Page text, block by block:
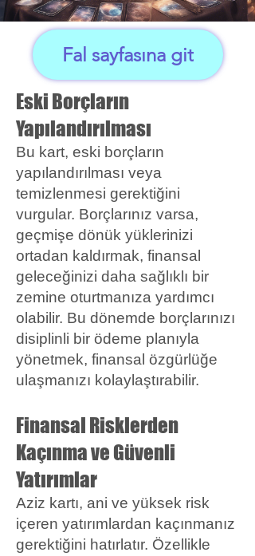
Fal sayfasına git
Eski Borçların
Yapılandırılması
Bu kart, eski borçların
yapılandırılması veya
temizlenmesi gerektiğini
vurgular. Borçlarınız varsa,
geçmişe dönük yüklerinizi
ortadan kaldırmak, finansal
geleceğinizi daha sağlıklı bir
zemine oturtmanıza yardımcı
olabilir. Bu dönemde borçlarınızı
disiplinli bir ödeme planıyla
yönetmek, finansal özgürlüğe
ulaşmanızı kolaylaştırabilir.
Finansal Risklerden
Kaçınma ve Güvenli
Yatırımlar
Aziz kartı, ani ve yüksek risk
içeren yatırımlardan kaçınmanız
gerektiğini hatırlatır. Özellikle